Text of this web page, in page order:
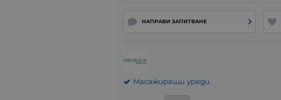
НАПРАВИ ЗАПИТВАНЕ
Масажиращи уреди